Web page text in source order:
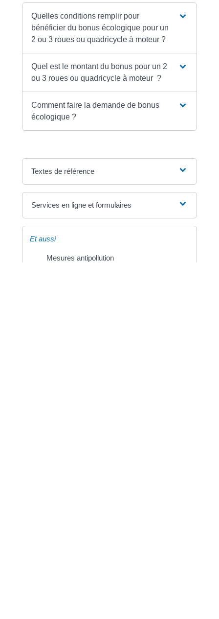
Quelles conditions remplir pour
bénéficier du bonus écologique pour un
2 ou 3 roues ou quadricycle à moteur ?
Quel est le montant du bonus pour un 2
ou 3 roues ou quadricycle à moteur ?
Comment faire la demande de bonus
écologique ?
Textes de référence
Services en ligne et formulaires
Et aussi
Mesures antipollution